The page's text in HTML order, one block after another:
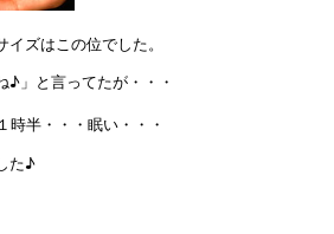
ズはこの位でした。
」と言ってたが・・・
時半・・・眠い・・・
た♪